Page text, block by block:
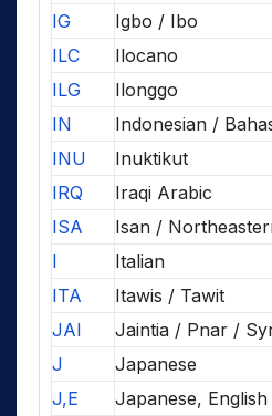
IG
Igbo / Ibo
ILC
Ilocano
ILG
Ilonggo
IN
Indonesian /
INU
Inuktikut
IRQ
Iraqi Arabic
ISA
Isan /
I
Italian
ITA
Itawis / Tawit
JAI
Jaintia / Pnar /
J
Japanese
J,E
Japanese, English